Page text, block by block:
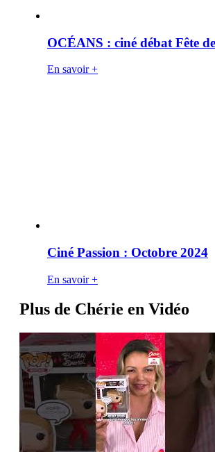
OCÉANS : ciné débat Fête
En savoir +
Ciné Passion : Octobre 2024
En savoir +
Plus de Chérie en Vidéo